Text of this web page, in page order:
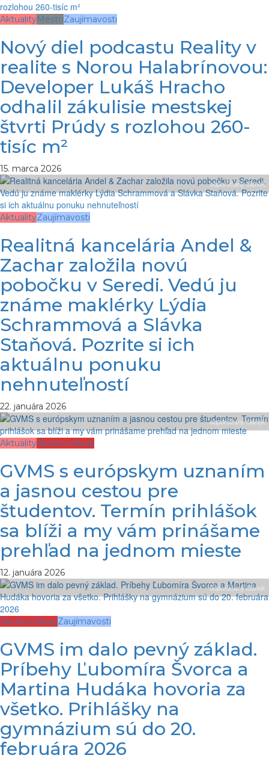
AktualityMestoZaujímavosti
Nový diel podcastu Reality v
realite s Norou Halabrínovou:
Developer Lukáš Hracho
odhalil zákulisie mestskej
štvrti Prúdy s rozlohou 260-
tisíc m²
15. marca 2026
odporúčaný článok
AktualityZaujímavosti
Realitná kancelária Andel &
Zachar založila novú
pobočku v Seredi. Vedú ju
známe maklérky Lýdia
Schrammová a Slávka
Staňová. Pozrite si ich
aktuálnu ponuku
nehnuteľností
22. januára 2026
odporúčaný článok
AktualityŠkolstvoŠkoly
GVMS s európskym uznaním
a jasnou cestou pre
študentov. Termín prihlášok
sa blíži a my vám prinášame
prehľad na jednom mieste
12. januára 2026
odporúčaný článok
ŠkolstvoŠkolyZaujímavosti
GVMS im dalo pevný základ.
Príbehy Ľubomíra Švorca a
Martina Hudáka hovoria za
všetko. Prihlášky na
gymnázium sú do 20.
februára 2026